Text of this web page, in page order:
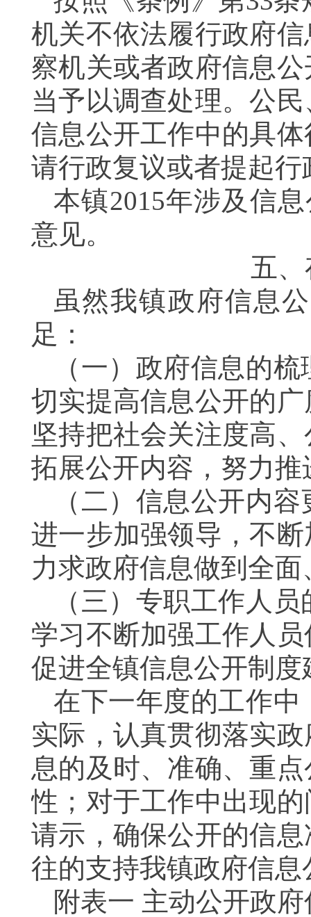
机关不依法履行政府
察机关或者政府信息
当予以调查处理。公民
信息公开工作中的具
请行政复议或者提起行
本镇2015年涉及信
意见。
五
虽然我镇政府信息
足：
（一）政府信息的
切实提高信息公开的
坚持把社会关注度高
拓展公开内容，努力
（二）信息公开内
进一步加强领导，不
力求政府信息做到全
（三）专职工作人
学习不断加强工作人
促进全镇信息公开制度
在下一年度的工作
实际，认真贯彻落实
息的及时、准确、重
性；对于工作中出现
请示，确保公开的信
往的支持我镇政府信息
附表一 主动公开政